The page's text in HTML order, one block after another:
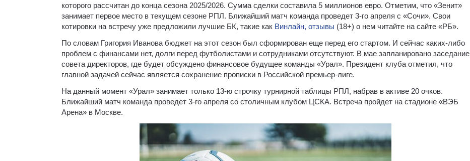
которого рассчитан до конца сезона 2025/2026. Сумма сделки составила 5 миллионов евро. Отметим, что «Зенит»
занимает первое место в текущем сезоне РПЛ. Ближайший матч команда проведет 3-го апреля с «Сочи». Свои
котировки на встречу уже предложили лучшие БК, такие как Винлайн, отзывы (18+) о нем читайте на сайте «РБ».
По словам Григория Иванова бюджет на этот сезон был сформирован еще перед его стартом. И сейчас каких-либо
проблем с финансами нет, долги перед футболистами и сотрудниками отсутствуют. В мае запланировано заседание
совета директоров, где будет обсуждено финансовое будущее команды «Урал». Президент клуба отметил, что
главной задачей сейчас является сохранение прописки в Российской премьер-лиге.
На данный момент «Урал» занимает только 13-ю строчку турнирной таблицы РПЛ, набрав в активе 20 очков.
Ближайший матч команда проведет 3-го апреля со столичным клубом ЦСКА. Встреча пройдет на стадионе «ВЭБ
Арена» в Москве.